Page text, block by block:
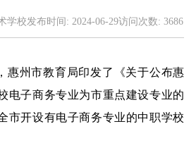
学校发布时间: 2024-06-29访问次数: 3686
惠州市教育局印发了《关于公布惠
电子商务专业为市重点建设专业的
市开设有电子商务专业的中职学校